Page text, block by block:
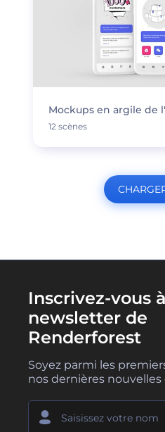
Mockups en argile de
12 scènes
Inscrivez-vous
newsletter de
Renderforest
Soyez parmi les
nos dernières nouvelles